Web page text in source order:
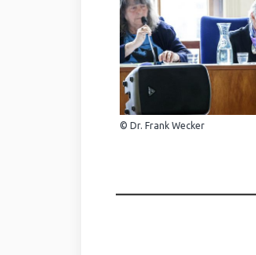
© Dr. Frank Wecker